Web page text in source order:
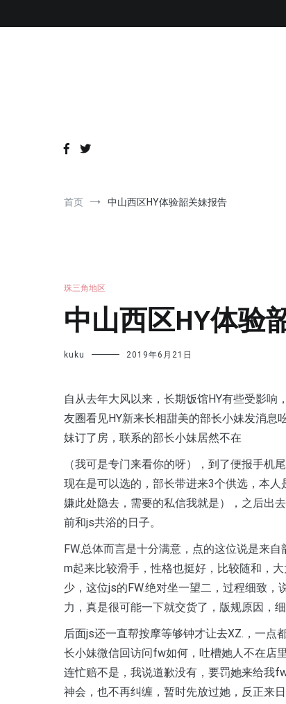
首页 中山西区HY体验韶关妹报告
珠三角地区
中山西区HY体验
kuku 2019年6月21日
自从去年大风以来，长期饭馆HY有些受影
友圈看见HY新来长相甜美的部长小妹发消息
妹订了房，联系的部长小妹居然不在
（我可是专门来看你的呀），到了便报手机
现在是可以选的，部长带进来3个供选，本
嫌此处隐去，需要的私信我就是），之后出
前和js共浴的日子。
FW.总体而言是十分满意，点的这位说是来
m起来比较滑手，性格也挺好，比较随和，
少，这位js的FW.绝对坐一望二，过程细致
力，真是很可能一下就交货了，版规原因，
后面js还一直帮按摩等够钟才让去XZ.，一点
长小妹微信回访问fw如何，吐槽她人不在店
连忙赔不是，我说道歉没有，要罚她来给我
神会，也不再纠缠，暂时先放过她，反正来